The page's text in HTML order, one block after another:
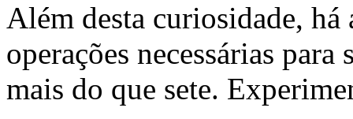
Além desta curiosidade, há
operações necessárias
mais do que sete.